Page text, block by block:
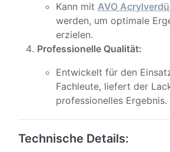
Kann mit AVO
werden, um optimale
erzielen.
Professionelle Qualität:
Entwickelt für den
Fachleute, liefert der
professionelles Ergebnis.
Technische Details: